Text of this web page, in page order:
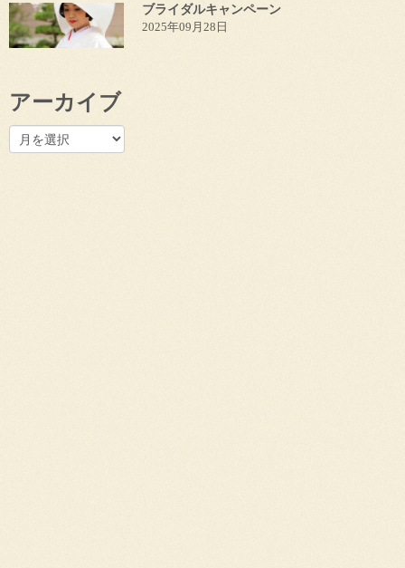
ブライダルキャンペーン
2025年09月28日
アーカイブ